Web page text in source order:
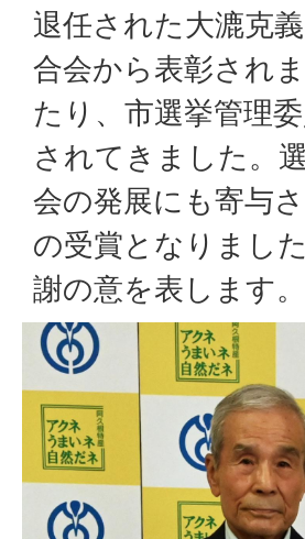
退任された大漉克
合会から表彰され
たり、市選挙管理
されてきました。
会の発展にも寄与
の受賞となりまし
謝の意を表します。